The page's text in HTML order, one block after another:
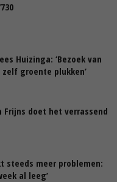
Huizinga: ‘Bezoek van
groente plukken’
Frijns doet het verrassend
steeds meer problemen:
al leeg’